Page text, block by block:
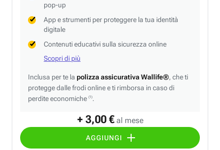
+ 3,00 € al mese
AGGIUNGI
pop-up
App e strumenti per proteggere la tua identità
digitale
Contenuti educativi sulla sicurezza online
Scopri di più
Inclusa per te la polizza assicurativa Wallife®, che ti
protegge dalle frodi online e ti rimborsa in caso di
perdite economiche (1).